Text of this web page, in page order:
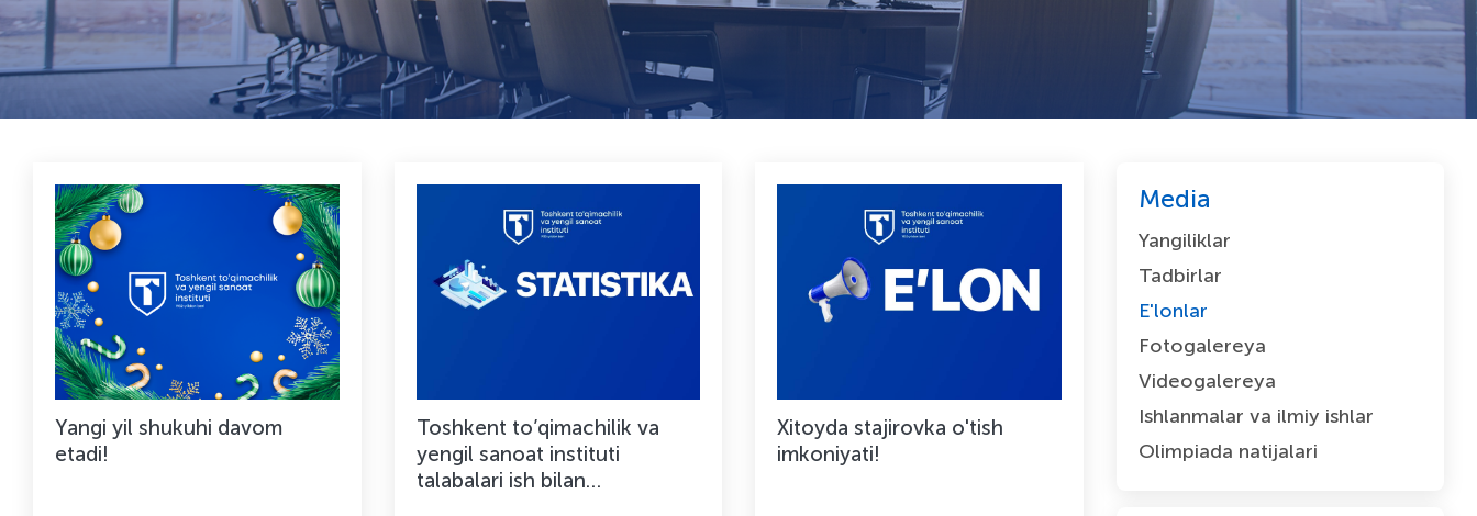
Yangi yil shukuhi davom
etadi!
Toshkent to’qimachilik va
yengil sanoat instituti
talabalari ish bilan
Xitoyda stajirovka o'tish
imkoniyati!
Media
Yangiliklar
Tadbirlar
E'lonlar
Fotogalereya
Videogalereya
Ishlanmalar va ilmiy ishlar
Olimpiada natijalari